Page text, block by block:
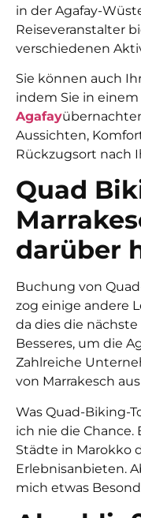
in der Agafay-
Reiseveranstalter
verschiedenen
Sie können auch
indem Sie in
Agafay
Aussichten,
Rückzugsort nach
Quad
darüber
Buchung von
zog einige andere
da dies die
Besseres, um die
Zahlreiche
von Marrakesch
Was Quad-Biking-
ich nie die Chance.
Städte in Marokko
Erlebnisanbieten.
mich etwas